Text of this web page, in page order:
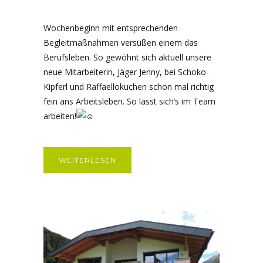
Wochenbeginn mit entsprechenden
Begleitmaßnahmen versüßen einem das
Berufsleben. So gewöhnt sich aktuell unsere
neue Mitarbeiterin, Jäger Jenny, bei Schoko-
Kipferl und Raffaellokuchen schon mal richtig
fein ans Arbeitsleben. So lässt sich‘s im Team
arbeiten!
WEITERLESEN